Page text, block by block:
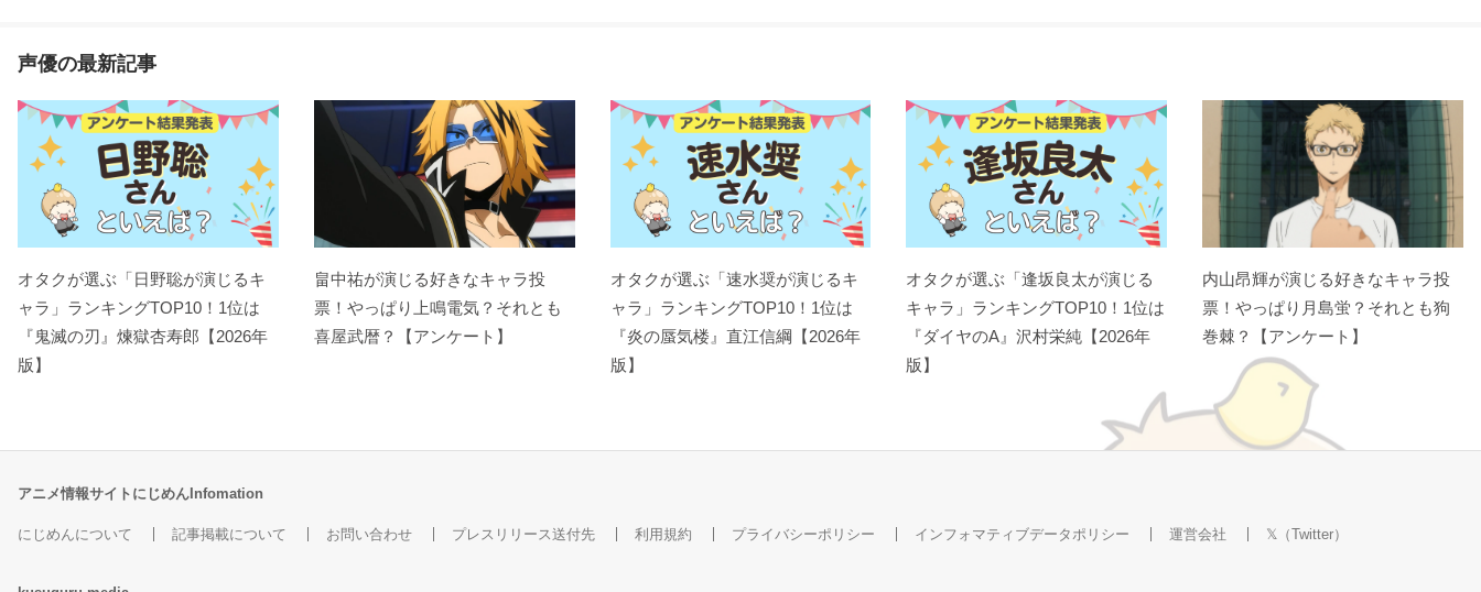
声優の最新記事
オタクが選ぶ「日野聡が演じるキ
ャラ」ランキングTOP10！1位は
『鬼滅の刃』煉󠄁獄杏寿郎【2026年
版】
畠中祐が演じる好きなキャラ投
票！やっぱり上鳴電気？それとも
喜屋武暦？【アンケート】
オタクが選ぶ「速水奨が演じるキ
ャラ」ランキングTOP10！1位は
『炎の蜃気楼』直江信綱【2026年
版】
オタクが選ぶ「逢坂良太が演じる
キャラ」ランキングTOP10！1位は
『ダイヤのA』沢村栄純【2026年
版】
内山昂輝が演じる好きなキャラ投
票！やっぱり月島蛍？それとも狗
巻棘？【アンケート】
アニメ情報サイトにじめんInfomation
にじめんについて 記事掲載について お問い合わせ プレスリリース送付先 利用規約 プライバシーポリシー インフォマティブデータポリシー 運営会社 𝕏（Twitter）